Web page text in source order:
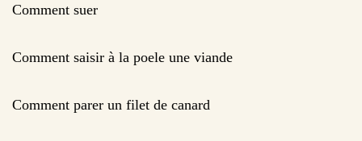
Comment suer
Comment saisir à la poele une viande
Comment parer un filet de canard